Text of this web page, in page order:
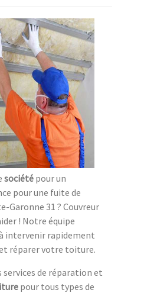
société pour un
pour une fuite de
Garonne 31 ? Couvreur
! Notre équipe
intervenir rapidement
réparer votre toiture.
services de réparation et
pour tous types de